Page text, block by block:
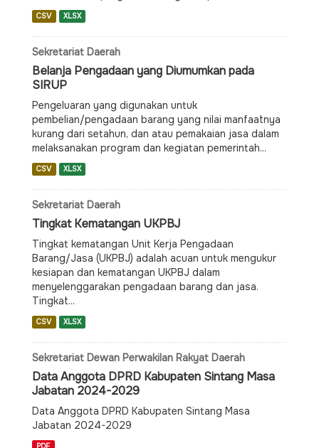
CSV XLSX
Sekretariat Daerah
Belanja Pengadaan yang Diumumkan pada
SIRUP
Pengeluaran yang digunakan untuk
pembelian/pengadaan barang yang nilai manfaatnya
kurang dari setahun, dan atau pemakaian jasa dalam
melaksanakan program dan kegiatan pemerintah...
CSV XLSX
Sekretariat Daerah
Tingkat Kematangan UKPBJ
Tingkat kematangan Unit Kerja Pengadaan
Barang/Jasa (UKPBJ) adalah acuan untuk mengukur
kesiapan dan kematangan UKPBJ dalam
menyelenggarakan pengadaan barang dan jasa.
Tingkat...
CSV XLSX
Sekretariat Dewan Perwakilan Rakyat Daerah
Data Anggota DPRD Kabupaten Sintang Masa
Jabatan 2024-2029
Data Anggota DPRD Kabupaten Sintang Masa
Jabatan 2024-2029